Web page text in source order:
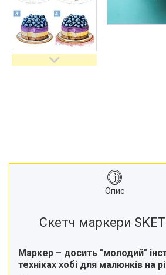
Опис
Скетч маркери
Маркер – досить "молодий"
техніках хобі для малюнків на